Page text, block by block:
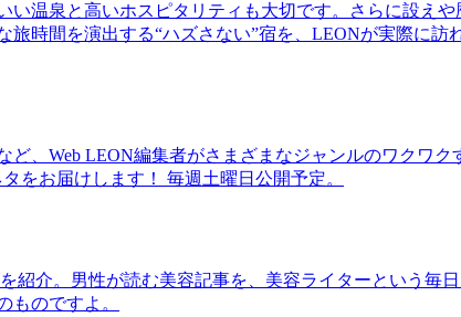
温泉と高いホスピタリティも大切です。さらに設え
時間を演出する“ハズさない”宿を、LEONが実際に訪
、Web LEON編集者がさまざまなジャンルのワクワク
をお届けします！ 毎週土曜日公開予定。
紹介。男性が読む美容記事を、美容ライターという毎
のですよ。